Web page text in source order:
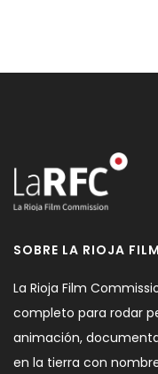
SOBRE LA RIOJA
La Rioja Film
completo para rodar
animación,
en la tierra con